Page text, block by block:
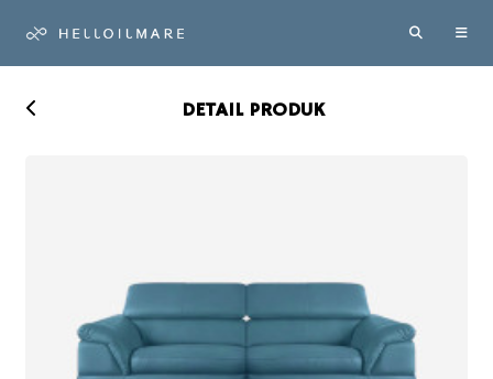
DETAIL PRODUK